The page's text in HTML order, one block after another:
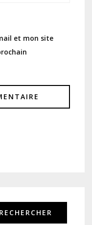
et mon site